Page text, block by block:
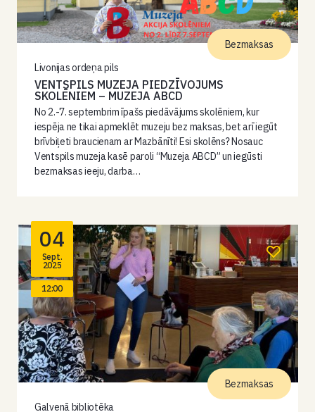
Livonijas ordeņa pils
VENTSPILS MUZEJA PIEDZĪVOJUMS
SKOLĒNIEM – MUZEJA ABCD
No 2.-7. septembrim īpašs piedāvājums skolēniem, kur
iespēja ne tikai apmeklēt muzeju bez maksas, bet arī iegūt
brīvbiļeti braucienam ar Mazbānīti! Esi skolēns? Nosauc
Ventspils muzeja kasē paroli “Muzeja ABCD” un iegūsti
bezmaksas ieeju, darba…
Bezmaksas
04
Sept.
2025
12:00
Galvenā bibliotēka
Bezmaksas